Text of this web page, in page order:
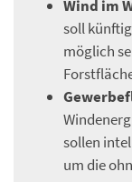
Wind im
soll
möglich
sollen
um die